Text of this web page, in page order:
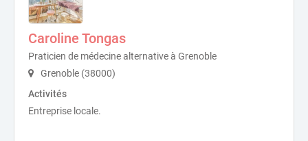
Caroline Tongas
Praticien de médecine alternative à Grenoble
Grenoble (38000)
Activités
Entreprise locale.